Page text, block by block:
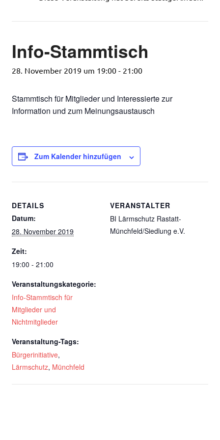
Info-Stammtisch
28. November 2019 um 19:00 - 21:00
Stammtisch für Mitglieder und Interessierte zur
Information und zum Meinungsaustausch
Zum Kalender hinzufügen
DETAILS
Datum:
28. November 2019
Zeit:
19:00 - 21:00
Veranstaltungskategorie:
Info-Stammtisch für
Mitglieder und
Nichtmitglieder
Veranstaltung-Tags:
Bürgerinitiative,
Lärmschutz, Münchfeld
VERANSTALTER
BI Lärmschutz Rastatt-
Münchfeld/Siedlung e.V.